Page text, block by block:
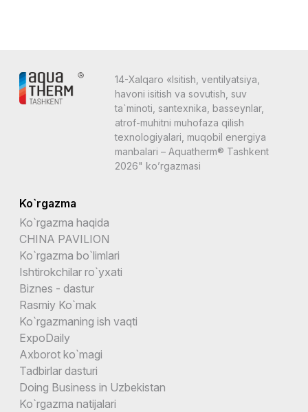
14-Xalqaro «Isitish, ventilyatsiya,
havoni isitish va sovutish, suv
ta`minoti, santexnika, basseynlar,
atrof-muhitni muhofaza qilish
texnologiyalari, muqobil energiya
manbalari – Aquatherm® Tashkent
2026" ko’rgazmasi
Ko`rgazma
Ko`rgazma haqida
CHINA PAVILION
Ko`rgazma bo`limlari
Ishtirokchilar ro`yxati
Biznes - dastur
Rasmiy Ko`mak
Ko`rgazmaning ish vaqti
ExpoDaily
Axborot ko`magi
Tadbirlar dasturi
Doing Business in Uzbekistan
Ko`rgazma natijalari